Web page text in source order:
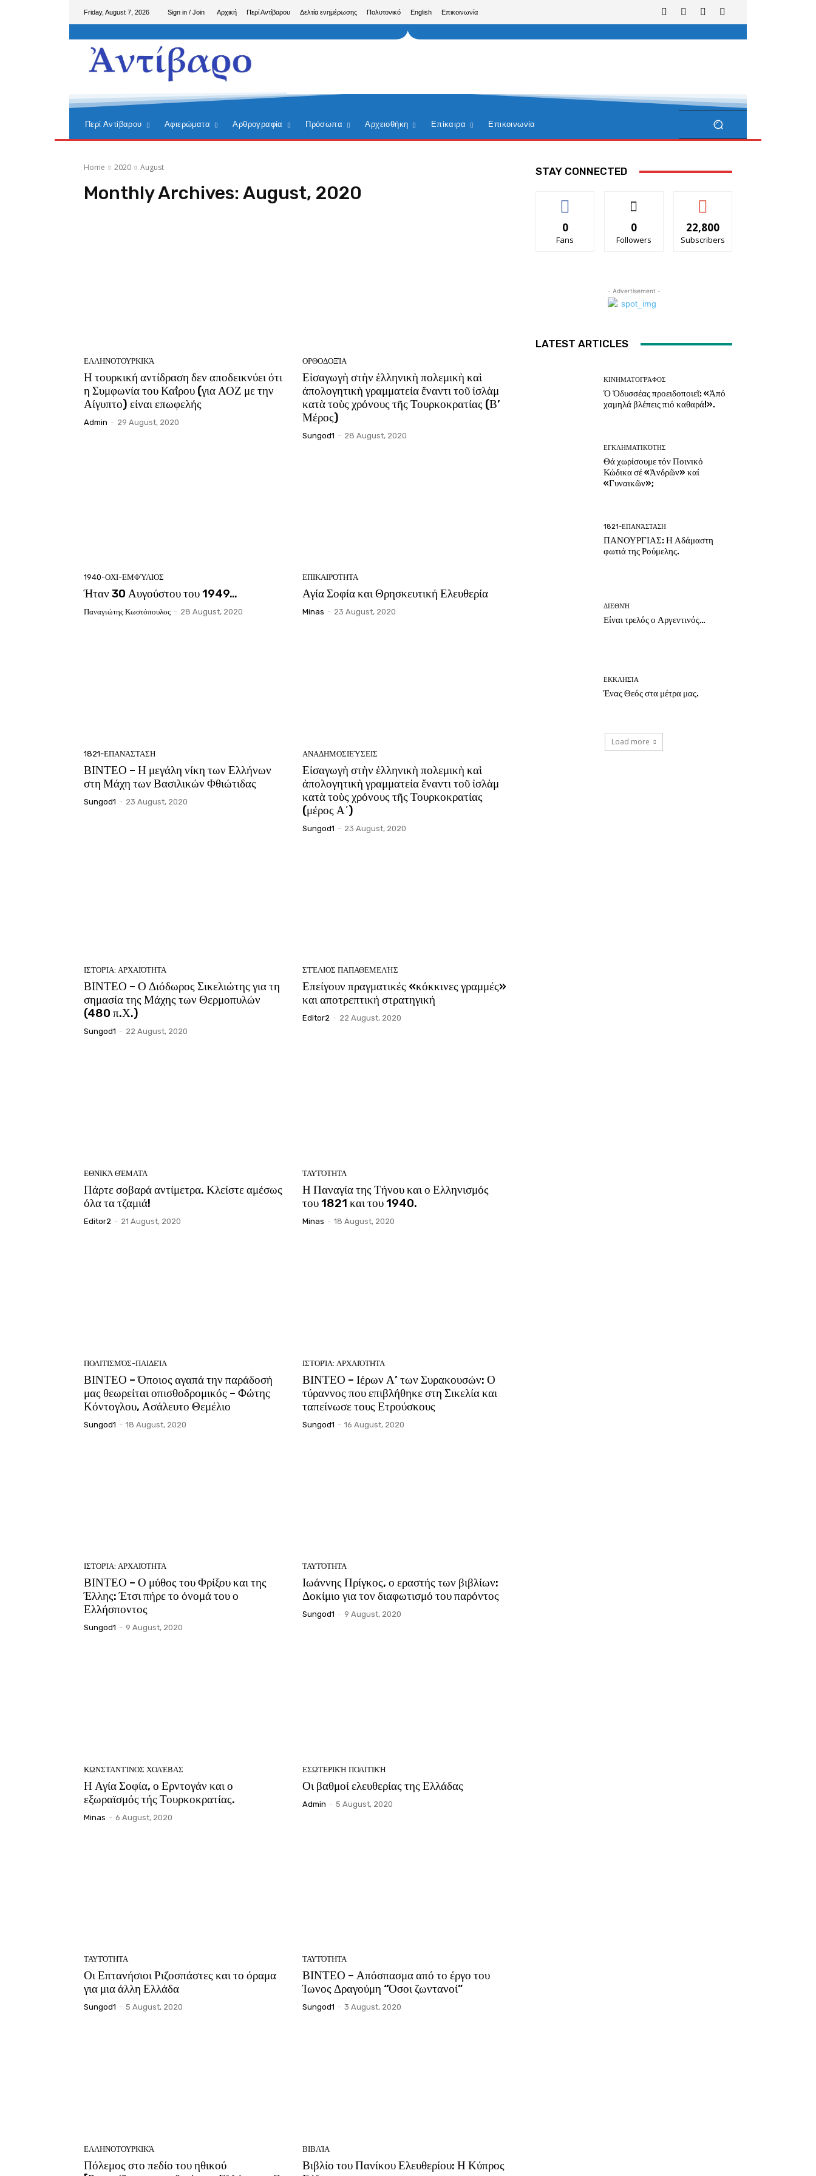
Friday, August 7, 2026 Sign in / Join Αρχική Περί Αντίβαρου Δελτία ενημέρωσης Πολυτονικό English Επικοινωνία
Περί Αντίβαρου Αφιερώματα Αρθρογραφία Πρόσωπα Αρχειοθήκη Επίκαιρα Επικοινωνία
Home 2020 August
Monthly Archives: August, 2020
ΕΛΛΗΝΟΤΟΥΡΚΙΚΆ
Η τουρκική αντίδραση δεν αποδεικνύει ότι
η Συμφωνία του Καΐρου (για ΑΟΖ με την
Αίγυπτο) είναι επωφελής
Admin - 29 August, 2020
ΟΡΘΟΔΟΞΊΑ
Εἰσαγωγὴ στὴν ἑλληνικὴ πολεμικὴ καὶ
ἀπολογητικὴ γραμματεία ἔναντι τοῦ ἰσλὰμ
κατὰ τοὺς χρόνους τῆς Τουρκοκρατίας (Β’
Μέρος)
Sungod1 - 28 August, 2020
1940-ΟΧΙ-ΕΜΦΎΛΙΟΣ
Ήταν 30 Αυγούστου του 1949…
Παναγιώτης Κωστόπουλος - 28 August, 2020
ΕΠΙΚΑΙΡΌΤΗΤΑ
Αγία Σοφία και Θρησκευτική Ελευθερία
Minas - 23 August, 2020
1821-ΕΠΑΝΆΣΤΑΣΗ
ΒΙΝΤΕΟ – Η μεγάλη νίκη των Ελλήνων
στη Μάχη των Βασιλικών Φθιώτιδας
Sungod1 - 23 August, 2020
ΑΝΑΔΗΜΟΣΙΕΎΣΕΙΣ
Εἰσαγωγὴ στὴν ἑλληνικὴ πολεμικὴ καὶ
ἀπολογητικὴ γραμματεία ἔναντι τοῦ ἰσλὰμ
κατὰ τοὺς χρόνους τῆς Τουρκοκρατίας
(μέρος Α΄)
Sungod1 - 23 August, 2020
ΙΣΤΟΡΊΑ: ΑΡΧΑΙΌΤΗΤΑ
ΒΙΝΤΕΟ – Ο Διόδωρος Σικελιώτης για τη
σημασία της Μάχης των Θερμοπυλών
(480 π.Χ.)
Sungod1 - 22 August, 2020
ΣΤΈΛΙΟΣ ΠΑΠΑΘΕΜΕΛΉΣ
Επείγουν πραγματικές «κόκκινες γραμμές»
και αποτρεπτική στρατηγική
Editor2 - 22 August, 2020
ΕΘΝΙΚΆ ΘΈΜΑΤΑ
Πάρτε σοβαρά αντίμετρα. Κλείστε αμέσως
όλα τα τζαμιά!
Editor2 - 21 August, 2020
ΤΑΥΤΌΤΗΤΑ
Η Παναγία της Τήνου και ο Ελληνισμός
του 1821 και του 1940.
Minas - 18 August, 2020
ΠΟΛΙΤΙΣΜΌΣ-ΠΑΙΔΕΊΑ
ΒΙΝΤΕΟ – Όποιος αγαπά την παράδοσή
μας θεωρείται οπισθοδρομικός – Φώτης
Κόντογλου, Ασάλευτο Θεμέλιο
Sungod1 - 18 August, 2020
ΙΣΤΟΡΊΑ: ΑΡΧΑΙΌΤΗΤΑ
ΒΙΝΤΕΟ – Ιέρων Α’ των Συρακουσών: Ο
τύραννος που επιβλήθηκε στη Σικελία και
ταπείνωσε τους Ετρούσκους
Sungod1 - 16 August, 2020
ΙΣΤΟΡΊΑ: ΑΡΧΑΙΌΤΗΤΑ
ΒΙΝΤΕΟ – Ο μύθος του Φρίξου και της
Έλλης: Έτσι πήρε το όνομά του ο
Ελλήσποντος
Sungod1 - 9 August, 2020
ΤΑΥΤΌΤΗΤΑ
Ιωάννης Πρίγκος, ο εραστής των βιβλίων:
Δοκίμιο για τον διαφωτισμό του παρόντος
Sungod1 - 9 August, 2020
ΚΩΝΣΤΑΝΤΊΝΟΣ ΧΟΛΈΒΑΣ
Η Αγία Σοφία, ο Ερντογάν και ο
εξωραϊσμός τής Τουρκοκρατίας.
Minas - 6 August, 2020
ΕΣΩΤΕΡΙΚΉ ΠΟΛΙΤΙΚΉ
Οι βαθμοί ελευθερίας της Ελλάδας
Admin - 5 August, 2020
ΤΑΥΤΌΤΗΤΑ
Οι Επτανήσιοι Ριζοσπάστες και το όραμα
για μια άλλη Ελλάδα
Sungod1 - 5 August, 2020
ΤΑΥΤΌΤΗΤΑ
ΒΙΝΤΕΟ – Απόσπασμα από το έργο του
Ίωνος Δραγούμη “Όσοι ζωντανοί”
Sungod1 - 3 August, 2020
ΕΛΛΗΝΟΤΟΥΡΚΙΚΆ
Πόλεμος στο πεδίο του ηθικού
ΒΙΒΛΊΑ
Βιβλίο του Πανίκου Ελευθερίου: Η Κύπρος
STAY CONNECTED
0
Fans
0
Followers
22,800
Subscribers
- Advertisement -
LATEST ARTICLES
ΚΙΝΗΜΑΤΟΓΡΆΦΟΣ
Ὁ Ὀδυσσέας προειδοποιεῖ: «Ἀπό
χαμηλά βλέπεις πιό καθαρά!».
ΕΓΚΛΗΜΑΤΙΚΌΤΗΣ
Θά χωρίσουμε τόν Ποινικό
Κώδικα σέ «Ἀνδρῶν» καί
«Γυναικῶν»;
1821-ΕΠΑΝΆΣΤΑΣΗ
ΠΑΝΟΥΡΓΙΑΣ: Η Αδάμαστη
φωτιά της Ρούμελης.
ΔΙΕΘΝΉ
Είναι τρελός ο Αργεντινός…
ΕΚΚΛΗΣΊΑ
Ένας Θεός στα μέτρα μας.
Load more